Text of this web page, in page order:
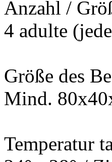
Anzahl /
4 adulte
Größe des
Mind.
Temperatur